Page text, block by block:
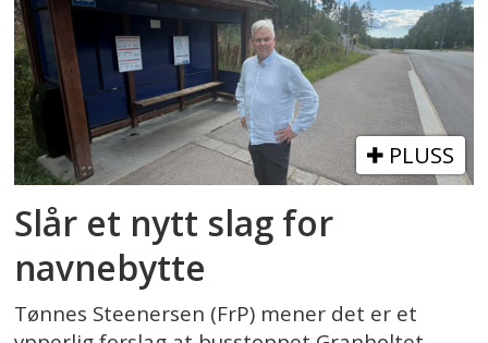
PLUSS
Slår et nytt slag for
navnebytte
Tønnes Steenersen (FrP) mener det er et